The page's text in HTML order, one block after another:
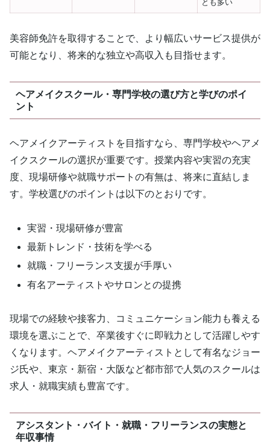
とも多い
美容師免許を取得することで、より幅広いサービス提供が
可能となり、将来的な独立や高収入も目指せます。
ヘアメイクスクール・専門学校の選び方と学びのポイ
ント
ヘアメイクアーティストを目指すなら、専門学校やヘアメ
イクスクールの選択が重要です。授業内容や実習の充実
度、現場研修や就職サポートの有無は、将来に直結しま
す。学校選びのポイントは以下のとおりです。
実習・現場研修が豊富
最新トレンド・技術を学べる
就職・フリーランス支援が手厚い
有名アーティストやサロンとの提携
現場での経験や接客力、コミュニケーション能力も養える
環境を選ぶことで、卒業後すぐに即戦力として活躍しやす
くなります。ヘアメイクアーティストとして有名なジョー
ジ氏や、東京・新宿・大阪など都市部で人気のスクールは
求人・就職実績も豊富です。
アシスタント・バイト・就職・フリーランスの実態と
年収事情